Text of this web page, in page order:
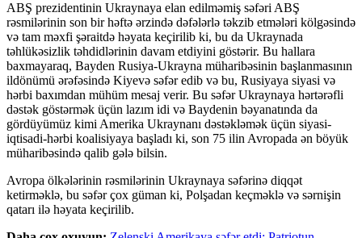
ABŞ prezidentinin Ukraynaya elan edilməmiş səfəri ABŞ
rəsmilərinin son bir həftə ərzində dəfələrlə təkzib etmələri kölgəsində
və tam məxfi şəraitdə həyata keçirilib ki, bu da Ukraynada
təhlükəsizlik təhdidlərinin davam etdiyini göstərir. Bu hallara
baxmayaraq, Bayden Rusiya-Ukrayna müharibəsinin başlanmasının
ildönümü ərəfəsində Kiyevə səfər edib və bu, Rusiyaya siyasi və
hərbi baxımdan mühüm mesaj verir. Bu səfər Ukraynaya hərtərəfli
dəstək göstərmək üçün lazım idi və Baydenin bəyanatında da
gördüyümüz kimi Amerika Ukraynanı dəstəkləmək üçün siyasi-
iqtisadi-hərbi koalisiyaya başladı ki, son 75 ilin Avropada ən böyük
müharibəsində qalib gələ bilsin.
Avropa ölkələrinin rəsmilərinin Ukraynaya səfərinə diqqət
ketirməklə, bu səfər çox güman ki, Polşadan keçməklə və sərnişin
qatarı ilə həyata keçirilib.